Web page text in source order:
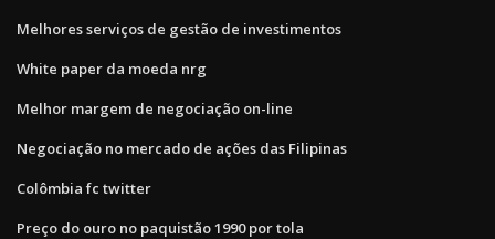
Melhores serviços de gestão de investimentos
White paper da moeda nrg
Melhor margem de negociação on-line
Negociação no mercado de ações das Filipinas
Colômbia fc twitter
Preço do ouro no paquistão 1990 por tola